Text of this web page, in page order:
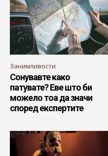
Занимливости
Сонувавте како
патувате? Еве што би
можело тоа да значи
според експертите